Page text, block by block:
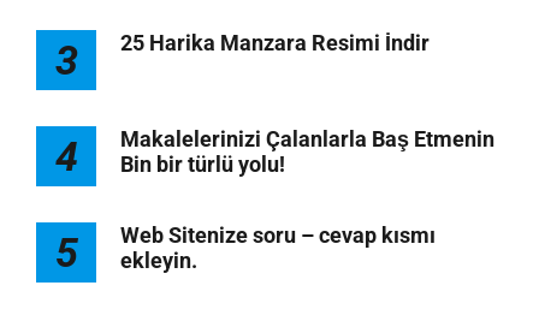
3 25 Harika Manzara Resimi İndir
4
Makalelerinizi Çalanlarla Baş Etmenin
Bin bir türlü yolu!
5
Web Sitenize soru – cevap kısmı
ekleyin.